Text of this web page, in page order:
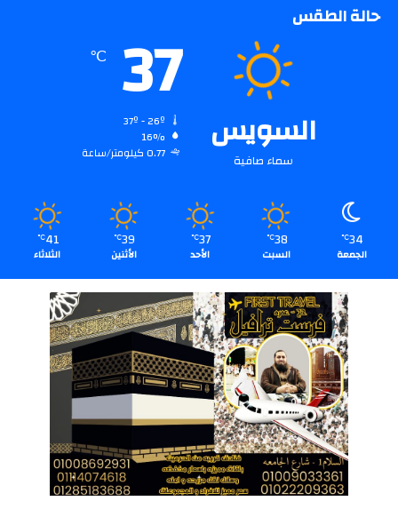
حالة الطقس
السويس
سماء صافية
37
℃
16%
0.77 كيلومتر/ساعة
34
℃
الجمعة
38
℃
السبت
37
℃
الأحد
39
℃
الأثنين
41
℃
الثلاثاء